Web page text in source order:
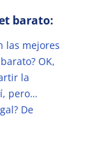
barato:
las mejores
OK,
la
pero…
De